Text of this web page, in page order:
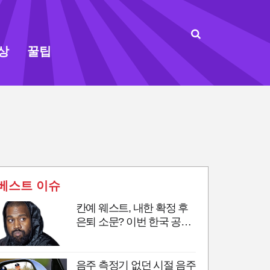
꿀팁
스트 이슈
칸예 웨스트, 내한 확정 후
은퇴 소문? 이번 한국 공연
음주 측정기 없던 시절 음주